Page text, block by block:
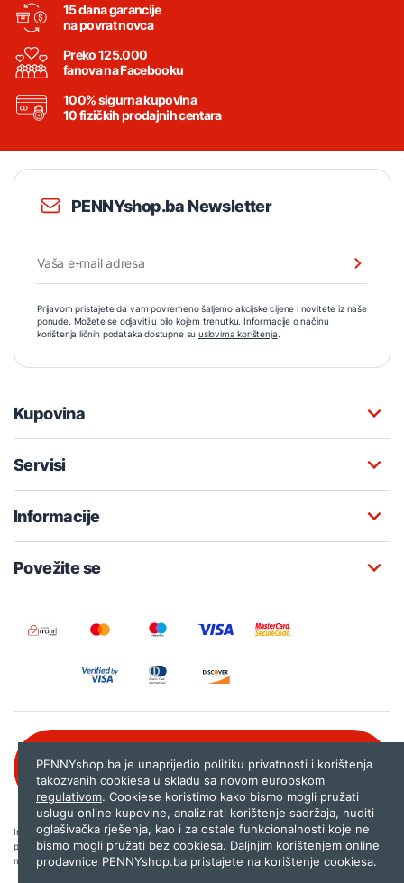
15 dana garancije
na povrat novca
Preko 125.000
fanova na Facebooku
100% sigurna kupovina
10 fizičkih prodajnih centara
PENNYshop.ba Newsletter
Prijavom pristajete da vam povremeno šaljemo akcijske cijene i novitete iz naše
ponude. Možete se odjaviti u bilo kojem trenutku. Informacije o načinu
korištenja ličnih podataka dostupne su uslovima korištenja.
Kupovina
Servisi
Informacije
Povežite se
080 020 261
Internet trgovina PENNYshop.ba nastoji objavljivati samo provjerene i pravilne
podatke. Ako na našoj stranici otkrijete neistinite, odnosno neadekvatne informacije,
molimo vas da nam to javite nashop@pennyplus.com .
PENNYshop.ba je unaprijedio politiku privatnosti i korištenja
takozvanih cookiesa u skladu sa novom europskom
regulativom. Cookiese koristimo kako bismo mogli pružati
uslugu online kupovine, analizirati korištenje sadržaja, nuditi
oglašivačka rješenja, kao i za ostale funkcionalnosti koje ne
bismo mogli pružati bez cookiesa. Daljnjim korištenjem online
prodavnice PENNYshop.ba pristajete na korištenje cookiesa.